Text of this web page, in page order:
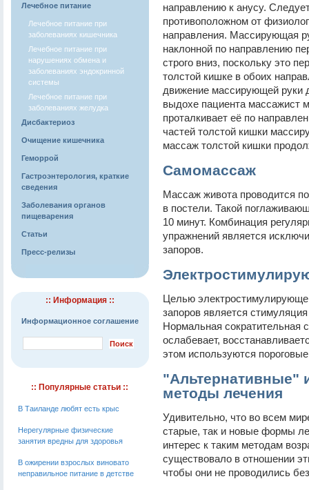
Лечебное питание
Лечебное питание при
заболеваниях кишечника
Лечебное питание при
нарушениях обмена и
заболеваниях эндокринной
системы
Лечебное питание при
заболеваниях желудка
Дисбактериоз
Очищение кишечника
Геморрой
Гастроэнтерология, краткие
сведения
Заболевания органов
пищеварения
Статьи
Пресс-релизы
:: Информация ::
Информационное соглашение
:: Популярные статьи ::
В Таиланде любят есть крыс
Нерегулярные физические
занятия вредны для здоровья
В ожирении взрослых виновато
неправильное питание в детстве
направлению к анусу.
противоположном от
направления. Массирующая
наклонной по направлению
строго вниз, поскольку это
толстой кишке в обоих
движение массирующей руки
выдохе пациента массажист
проталкивает её по
частей толстой кишки
массаж толстой кишки
Самомассаж
Массаж живота проводится
в постели. Такой
10 минут. Комбинация
упражнений является
запоров.
Целью
запоров является
Нормальная сократительная
ослабевает,
этом используются
"Альтернативные"
методы лечения
Удивительно, что во всем
старые, так и новые формы
интерес к таким методам
существовало в отношении
чтобы они не проводились